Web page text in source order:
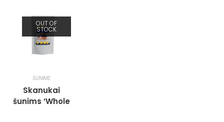
OUT OF
STOCK
ŠUNIMS
Skanukai
šunims ‘Whole